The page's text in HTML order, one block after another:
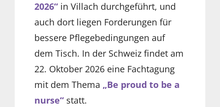
2026“ in Villach durchgeführt, und
auch dort liegen Forderungen für
bessere Pflegebedingungen auf
dem Tisch. In der Schweiz findet am
22. Oktober 2026 eine Fachtagung
mit dem Thema „Be proud to be a
nurse“ statt.